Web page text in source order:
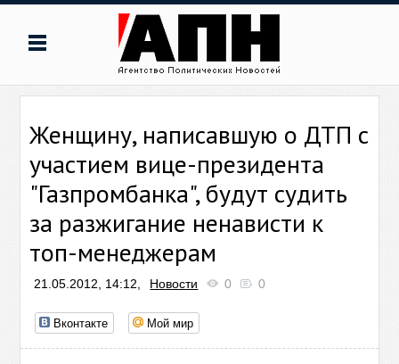
Женщину, написавшую о ДТП с
участием вице-президента
"Газпромбанка", будут судить
за разжигание ненависти к
топ-менеджерам
21.05.2012, 14:12, Новости 0 0
Вконтакте Мой мир